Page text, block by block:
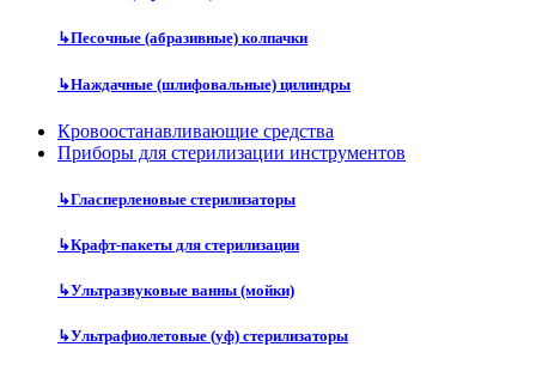
↳Песочные (абразивные) колпачки
↳Наждачные (шлифовальные) цилиндры
Кровоостанавливающие средства
Приборы для стерилизации инструментов
↳Гласперленовые стерилизаторы
↳Крафт-пакеты для стерилизации
↳Ультразвуковые ванны (мойки)
↳Ультрафиолетовые (уф) стерилизаторы